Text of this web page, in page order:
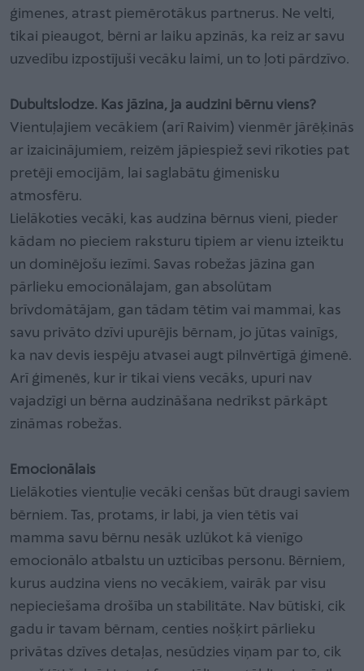
ģimenes, atrast piemērotākus partnerus. Ne velti,
tikai pieaugot, bērni ar laiku apzinās, ka reiz ar savu
uzvedību izpostījuši vecāku laimi, un to ļoti pārdzīvo.
Dubultslodze. Kas jāzina, ja audzini bērnu viens?
Vientuļajiem vecākiem (arī Raivim) vienmēr jārēķinās
ar izaicinājumiem, reizēm jāpiespiež sevi rīkoties pat
pretēji emocijām, lai saglabātu ģimenisku
atmosfēru.
Lielākoties vecāki, kas audzina bērnus vieni, pieder
kādam no pieciem raksturu tipiem ar vienu izteiktu
un dominējošu iezīmi. Savas robežas jāzina gan
pārlieku emocionālajam, gan absolūtam
brīvdomātājam, gan tādam tētim vai mammai, kas
savu privāto dzīvi upurējis bērnam, jo jūtas vainīgs,
ka nav devis iespēju atvasei augt pilnvērtīgā ģimenē.
Arī ģimenēs, kur ir tikai viens vecāks, upuri nav
vajadzīgi un bērna audzināšana nedrīkst pārkāpt
zināmas robežas.
Emocionālais
Lielākoties vientuļie vecāki cenšas būt draugi saviem
bērniem. Tas, protams, ir labi, ja vien tētis vai
mamma savu bērnu nesāk uzlūkot kā vienīgo
emocionālo atbalstu un uzticības personu. Bērniem,
kurus audzina viens no vecākiem, vairāk par visu
nepieciešama drošība un stabilitāte. Nav būtiski, cik
gadu ir tavam bērnam, centies nošķirt pārlieku
privātas dzīves detaļas, nesūdzies viņam par to, cik